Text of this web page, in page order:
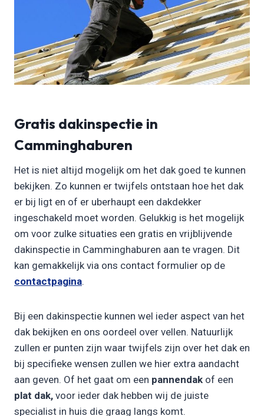
Gratis dakinspectie in
Camminghaburen
Het is niet altijd mogelijk om het dak goed te kunnen
bekijken. Zo kunnen er twijfels ontstaan hoe het dak
er bij ligt en of er uberhaupt een dakdekker
ingeschakeld moet worden. Gelukkig is het mogelijk
om voor zulke situaties een gratis en vrijblijvende
dakinspectie in Camminghaburen aan te vragen. Dit
kan gemakkelijk via ons contact formulier op de
contactpagina.
Bij een dakinspectie kunnen wel ieder aspect van het
dak bekijken en ons oordeel over vellen. Natuurlijk
zullen er punten zijn waar twijfels zijn over het dak en
bij specifieke wensen zullen we hier extra aandacht
aan geven. Of het gaat om een pannendak of een
plat dak, voor ieder dak hebben wij de juiste
specialist in huis die graag langs komt.